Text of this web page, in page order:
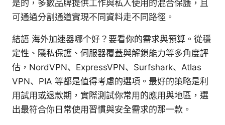
是的，多數品牌提供工作與私人使用的混合保護，且
可通過分割通道實現不同資料走不同路徑。
結語 海外加速器哪个好？要看你的需求與預算。從穩
定性、隱私保護、伺服器覆蓋與解鎖能力等多角度評
估，NordVPN、ExpressVPN、Surfshark、Atlas
VPN、PIA 等都是值得考慮的選項。最好的策略是利
用試用或退款期，實際測試你常用的應用與地區，選
出最符合你日常使用習慣與安全需求的那一款。